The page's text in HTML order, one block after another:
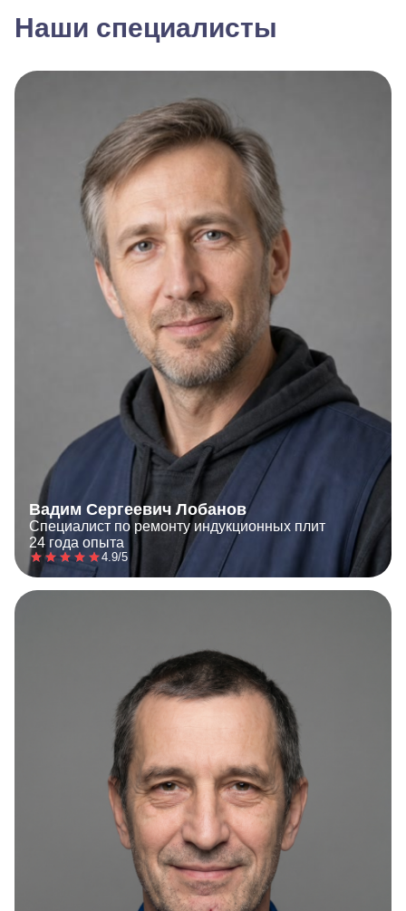
Наши специалисты
Вадим Сергеевич Лобанов
Специалист по ремонту индукционных плит
24 года опыта
4.9/5